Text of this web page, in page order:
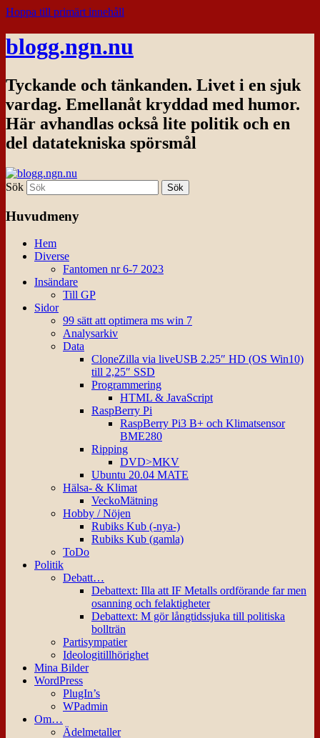
Hoppa till primärt innehåll
blogg.ngn.nu
Tyckande och tänkanden. Livet i en sjuk
vardag. Emellanåt kryddad med humor.
Här avhandlas också lite politik och en
del datatekniska spörsmål
Sök
Huvudmeny
Hem
Diverse
Fantomen nr 6-7 2023
Insändare
Till GP
Sidor
99 sätt att optimera ms win 7
Analysarkiv
Data
CloneZilla via liveUSB 2.25″ HD (OS Win10)
till 2,25″ SSD
Programmering
HTML & JavaScript
RaspBerry Pi
RaspBerry Pi3 B+ och Klimatsensor
BME280
Ripping
DVD>MKV
Ubuntu 20.04 MATE
Hälsa- & Klimat
VeckoMätning
Hobby / Nöjen
Rubiks Kub (-nya-)
Rubiks Kub (gamla)
ToDo
Politik
Debatt…
Debattext: Illa att IF Metalls ordförande far men
osanning och felaktigheter
Debattext: M gör långtidssjuka till politiska
bollträn
Partisympatier
Ideologitillhörighet
Mina Bilder
WordPress
PlugIn’s
WPadmin
Om…
Ädelmetaller